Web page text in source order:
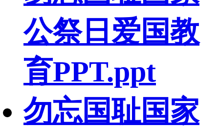
公祭日爱国教
育PPT.ppt
勿忘国耻国家